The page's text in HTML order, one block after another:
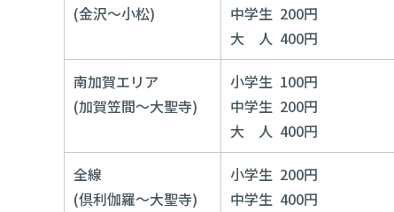
(金沢～小松)
中学生 200円
大 人 400円
南加賀エリア
(加賀笠間～大聖寺)
小学生 100円
中学生 200円
大 人 400円
全線
(倶利伽羅～大聖寺)
小学生 200円
中学生 400円